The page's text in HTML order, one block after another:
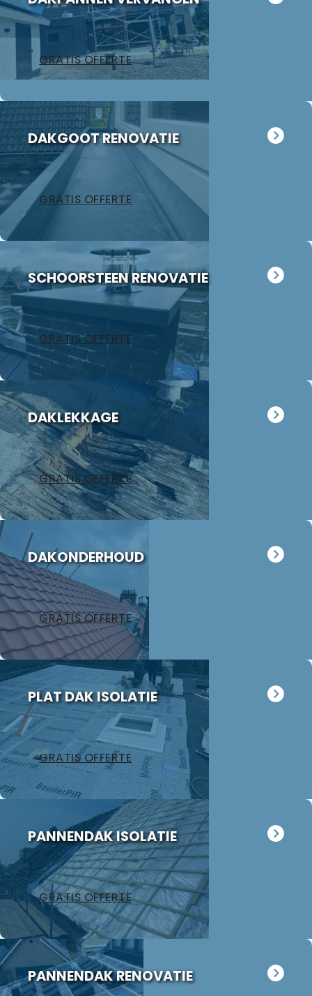
GRATIS OFFERTE
DAKGOOT RENOVATIE
GRATIS OFFERTE
SCHOORSTEEN RENOVATIE
GRATIS OFFERTE
DAKLEKKAGE
GRATIS OFFERTE
DAKONDERHOUD
GRATIS OFFERTE
PLAT DAK ISOLATIE
GRATIS OFFERTE
PANNENDAK ISOLATIE
GRATIS OFFERTE
PANNENDAK RENOVATIE